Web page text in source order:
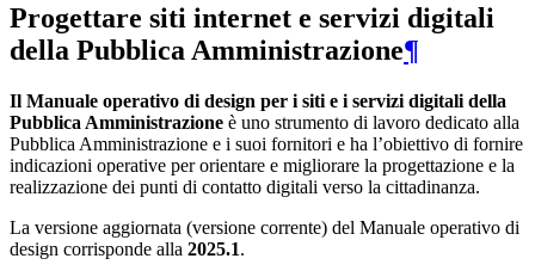
Progettare siti internet e servizi digitali
della Pubblica Amministrazione¶
Il Manuale operativo di design per i siti e i servizi digitali della
Pubblica Amministrazione è uno strumento di lavoro dedicato alla
Pubblica Amministrazione e i suoi fornitori e ha l’obiettivo di fornire
indicazioni operative per orientare e migliorare la progettazione e la
realizzazione dei punti di contatto digitali verso la cittadinanza.
La versione aggiornata (versione corrente) del Manuale operativo di
design corrisponde alla 2025.1.